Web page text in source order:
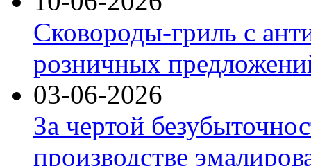
Сковороды-гриль с
розничных
03-06-2026
За чертой
производстве